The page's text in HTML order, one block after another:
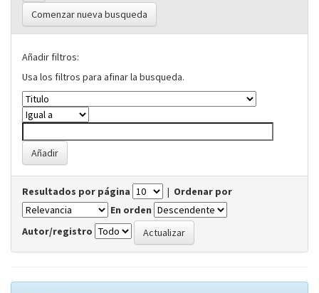
Comenzar nueva busqueda
Añadir filtros:
Usa los filtros para afinar la busqueda.
Resultados por página | Ordenar por
En orden
Autor/registro